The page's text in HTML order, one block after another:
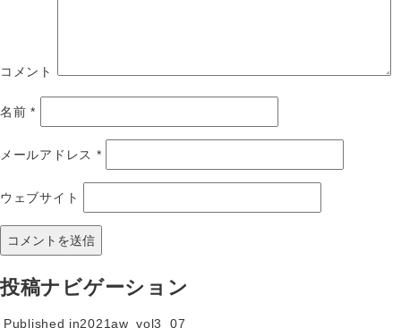
コメント
名前*
メールアドレス *
ウェブサイト
投稿ナビゲーション
Published in2021aw_vol3_07